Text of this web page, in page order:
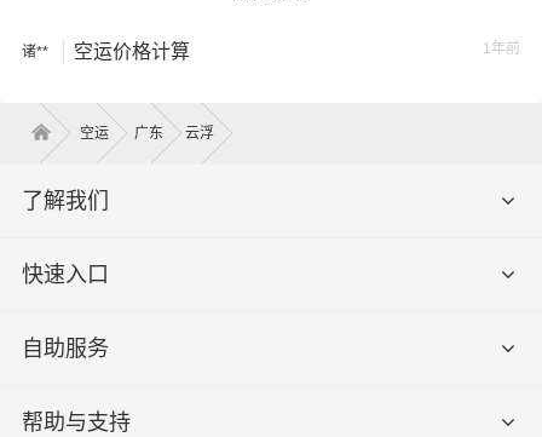
诸** 1年前
空运价格计算
空运 广东 云浮
了解我们
快速入口
自助服务
帮助与支持